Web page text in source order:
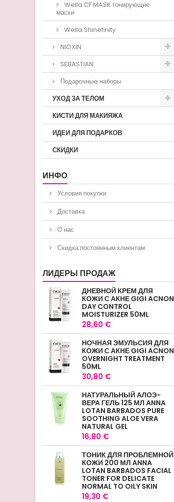
Wella CF MASK тонирующие
маски
Wella Shinefinity
NIOXIN
SEBASTIAN
Подарочныe наборы
УХОД ЗА ТЕЛОМ
КИСТИ ДЛЯ МАКИЯЖА
ИДЕИ ДЛЯ ПОДАРКОВ
СКИДКИ
ИНФО
Условия покупки
Доставка
О нас
Скидка постоянным клиентам
ЛИДЕРЫ ПРОДАЖ
ДНЕВНОЙ КРЕМ ДЛЯ
КОЖИ С АКНЕ GIGI ACNON
DAY CONTROL
MOISTURIZER 50ML
28,60 €
НОЧНАЯ ЭМУЛЬСИЯ ДЛЯ
КОЖИ С АКНЕ GIGI ACNON
OVERNIGHT TREATMENT
50ML
30,80 €
НАТУРАЛЬНЫЙ АЛОЭ-
ВЕРА ГЕЛЬ 125 МЛ ANNA
LOTAN BARBADOS PURE
SOOTHING ALOE VERA
NATURAL GEL
16,80 €
ТОНИК ДЛЯ ПРОБЛЕМНОЙ
КОЖИ 200 МЛ ANNA
LOTAN BARBADOS FACIAL
TONER FOR DELICATE
NORMAL TO OILY SKIN
19,30 €